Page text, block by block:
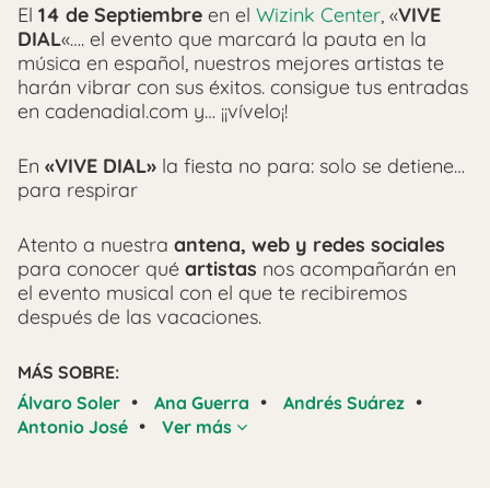
El 14 de Septiembre en el Wizink Center, «VIVE
DIAL«…. el evento que marcará la pauta en la
música en español, nuestros mejores artistas te
harán vibrar con sus éxitos. consigue tus entradas
en cadenadial.com y… ¡¡vívelo¡!
En «VIVE DIAL» la fiesta no para: solo se detiene…
para respirar
Atento a nuestra antena, web y redes sociales
para conocer qué artistas nos acompañarán en
el evento musical con el que te recibiremos
después de las vacaciones.
MÁS SOBRE:
Álvaro Soler • Ana Guerra • Andrés Suárez •
Antonio José • Ver más